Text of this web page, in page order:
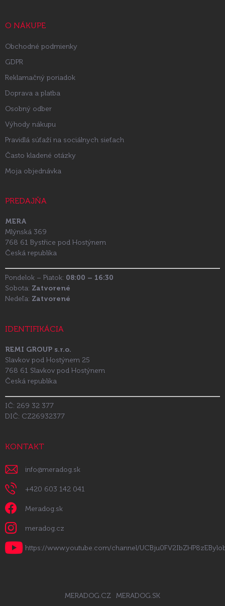
O NÁKUPE
Obchodné podmienky
GDPR
Reklamačný poriadok
Doprava a platba
Osobný odber
Výhody nákupu
Pravidlá súťaží na sociálnych sieťach
Často kladené otázky
Moja objednávka
PREDAJŇA
MERA
Mlýnská 369
768 61 Bystřice pod Hostýnem
Česká republika
Pondelok – Piatok: 08:00 – 16:30
Sobota: Zatvorené
Nedeľa: Zatvorené
IDENTIFIKÁCIA
REMI GROUP s.r.o.
Slavkov pod Hostýnem 25
768 61 Slavkov pod Hostýnem
Česká republika
IČ: 269 32 377
DIČ: CZ26932377
KONTAKT
info@meradog.sk
+420 603 142 041
Meradog.sk
meradog.cz
https://www.youtube.com/channel/
MERADOG.CZ MERADOG.SK